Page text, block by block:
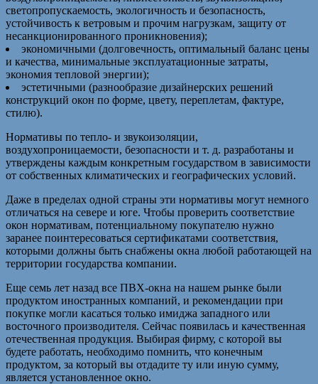
светопропускаемость, экологичность и безопасность,
устойчивость к ветровым и прочим нагрузкам, защиту от
несанкционированного проникновения);
экономичными (долговечность, оптимальный баланс цены
и качества, минимальные эксплуатационные затраты,
экономия тепловой энергии);
эстетичными (разнообразие дизайнерских решений
конструкций окон по форме, цвету, переплетам, фактуре,
стилю).
Нормативы по тепло- и звукоизоляции,
воздухопроницаемости, безопасности и т. д. разработаны и
утверждены каждым конкретным государством в зависимости
от собственных климатических и географических условий.
Даже в пределах одной страны эти нормативы могут немного
отличаться на севере и юге. Чтобы проверить соответствие
окон нормативам, потенциальному покупателю нужно
заранее поинтересоваться сертификатами соответствия,
которыми должны быть снабжены окна любой работающей на
территории государства компании.
Еще семь лет назад все ПВХ-окна на нашем рынке были
продуктом иностранных компаний, и рекомендации при
покупке могли касаться только имиджа западного или
восточного производителя. Сейчас появилась и качественная
отечественная продукция. Выбирая фирму, с которой вы
будете работать, необходимо помнить, что конечным
продуктом, за который вы отдадите ту или иную сумму,
является установленное окно.